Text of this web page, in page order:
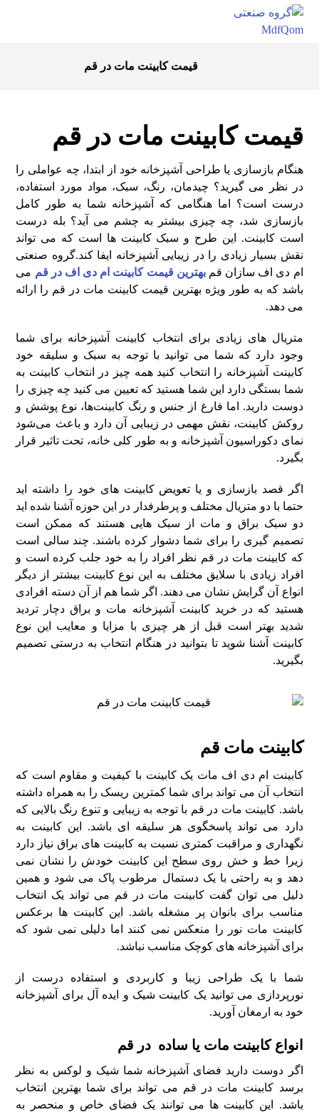
قیمت کابینت مات در قم
قیمت کابینت مات در قم
هنگام بازسازی یا طراحی آشپزخانه خود از ابتدا، چه عواملی را
در نظر می گیرید؟ چیدمان، رنگ، سبک، مواد مورد استفاده،
درست است؟ اما هنگامی که آشپزخانه شما به طور کامل
بازسازی شد، چه چیزی بیشتر به چشم می آید؟ بله درست
است کابینت. این طرح و سبک کابینت ها است که می تواند
نقش بسیار زیادی را در زیبایی آشپزخانه ایفا کند.گروه صنعتی
ام دی اف سازان قمبهترین قیمت کابینت ام دی اف در قم می
باشد که به طور ویژه بهترین قیمت کابینت مات در قم را ارائه
می دهد.
متریال های زیادی برای انتخاب کابینت آشپزخانه برای شما
وجود دارد که شما می توانید با توجه به سبک و سلیقه خود
کابینت آشپزخانه را انتخاب کنید همه چیز در انتخاب کابینت به
شما بستگی دارد این شما هستید که تعیین می کنید چه چیزی را
دوست دارید. اما فارغ از جنس و رنگ کابینت‌ها، نوع پوشش و
روکش کابینت، نقش مهمی در زیبایی آن دارد و باعث می‌شود
نمای دکوراسیون آشپزخانه و به طور کلی خانه، تحت تاثیر قرار
بگیرد.
اگر قصد بازسازی و یا تعویض کابینت های خود را داشته اید
حتما با دو متریال مختلف و پرطرفدار در این حوزه آشنا شده اید
دو سبک براق و مات از سبک هایی هستند که ممکن است
تصمیم گیری را برای شما دشوار کرده باشند. چند سالی است
که کابینت مات در قم نظر افراد را به خود جلب کرده است و
افراد زیادی با سلایق مختلف به این نوع کابینت بیشتر از دیگر
انواع آن گرایش نشان می دهند. اگر شما هم از آن دسته افرادی
هستید که در خرید کابینت آشپزخانه مات و براق دچار تردید
شدید بهتر است قبل از هر چیزی با مزایا و معایب این نوع
کابینت آشنا شوید تا بتوانید در هنگام انتخاب به درستی تصمیم
بگیرید.
کابینت مات قم
کابینت ام دی اف مات یک کابینت با کیفیت و مقاوم است که
انتخاب آن می تواند برای شما کمترین ریسک را به همراه داشته
باشد. کابینت مات در قم با توجه به زیبایی و تنوع رنگ بالایی که
دارد می تواند پاسخگوی هر سلیقه ای باشد. این کابینت به
نگهداری و مراقبت کمتری نسبت به کابینت های براق نیاز دارد
زیرا خط و خش روی سطح این کابینت خودش را نشان نمی
دهد و به راحتی با یک دستمال مرطوب پاک می شود و همین
دلیل می توان گفت کابینت مات در قم می تواند یک انتخاب
مناسب برای بانوان پر مشغله باشد. این کابینت ها برعکس
کابینت مات نور را منعکس نمی کنند اما دلیلی نمی شود که
برای آشپزخانه های کوچک مناسب نباشد.
شما با یک طراحی زیبا و کاربردی و استفاده درست از
نورپردازی می توانید یک کابینت شیک و ایده آل برای آشپزخانه
خود به ارمغان آورید.
انواع کابینت مات یا ساده در قم
اگر دوست دارید فضای آشپزخانه شما شیک و لوکس به نظر
برسد کابینت مات در قم می تواند برای شما بهترین انتخاب
باشد. این کابینت ها می توانند یک فضای خاص و منحصر به